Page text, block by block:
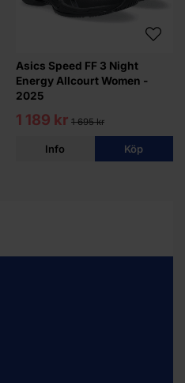
Asics Speed FF 3 Night
Energy Allcourt Women -
2025
1 189 kr 1 695 kr
Info Köp